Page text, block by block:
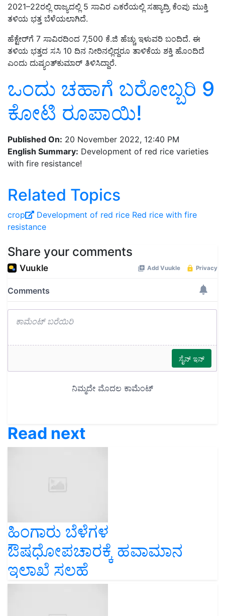
2021–22ರಲ್ಲಿ ರಾಜ್ಯದಲ್ಲಿ 5 ಸಾವಿರ ಎಕರೆಯಲ್ಲಿ ಸಹ್ಯಾದ್ರಿ ಕೆಂಪು ಮುಕ್ತಿ
ತಳಿಯ ಭತ್ತ ಬೆಳೆಯಲಾಗಿದೆ.
ಹೆಕ್ಟೇರ್‌ಗೆ 7 ಸಾವಿರದಿಂದ 7,500 ಕೆ.ಜಿ ಹೆಚ್ಚು ಇಳುವರಿ ಬಂದಿದೆ. ಈ
ತಳಿಯ ಭತ್ತದ ಸಸಿ 10 ದಿನ ನೀರಿನಲ್ಲಿದ್ದರೂ ತಾಳಿಕೆಯ ಶಕ್ತಿ ಹೊಂದಿದೆ
ಎಂದು ದುಷ್ಯಂತ್‌ಕುಮಾರ್ ತಿಳಿಸಿದ್ದಾರೆ.
ಒಂದು ಚಹಾಗೆ ಬರೋಬ್ಬರಿ 9
ಕೋಟಿ ರೂಪಾಯಿ!
Published On: 20 November 2022, 12:40 PM
English Summary: Development of red rice varieties
with fire resistance!
Related Topics
crop Development of red rice Red rice with fire
resistance
Share your comments
Read next
ಹಿಂಗಾರು ಬೆಳೆಗಳ
ಔಷಧೋಪಚಾರಕ್ಕೆ ಹವಾಮಾನ
ಇಲಾಖೆ ಸಲಹೆ